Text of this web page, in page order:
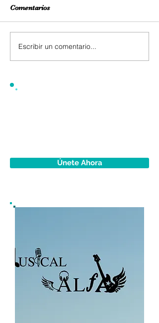
Comentarios
Escribir un comentario...
Únete Ahora